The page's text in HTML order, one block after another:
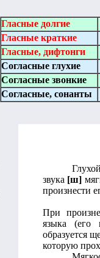
Гласные долгие
Гласные краткие
Гласные, дифтонги
Согласные глухие
Согласные звонкие
Согласные, сонанты
звука [ш]
произнести
При
языка (его
образуется
которую